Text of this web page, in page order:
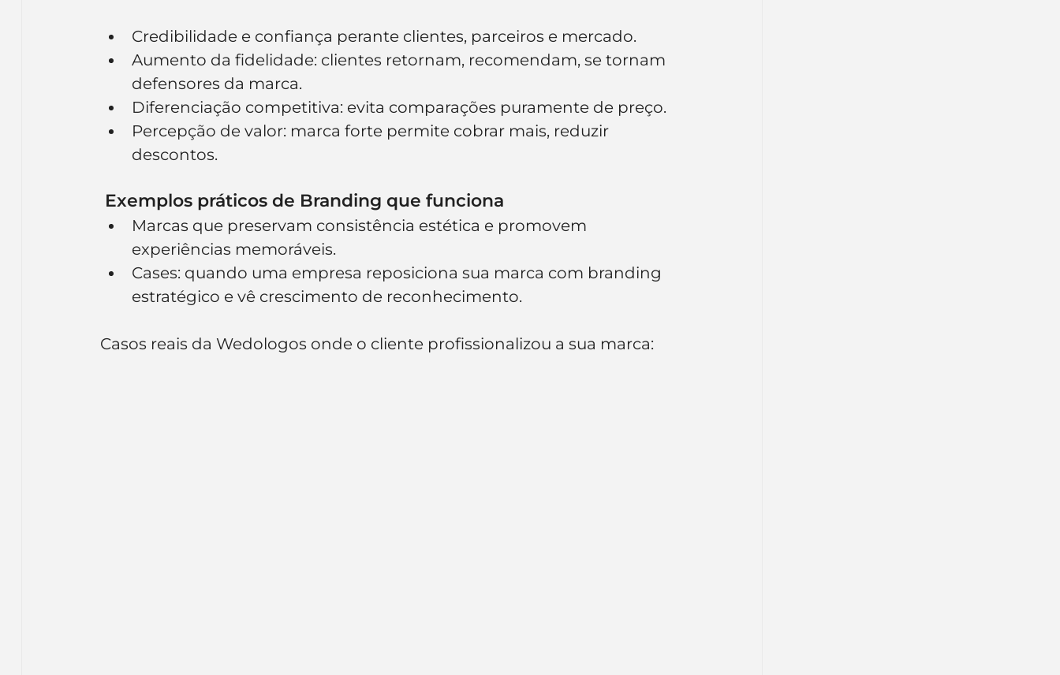
Credibilidade e confiança perante clientes, parceiros e mercado.
Aumento da fidelidade: clientes retornam, recomendam, se tornam
defensores da marca.
Diferenciação competitiva: evita comparações puramente de preço.
Percepção de valor: marca forte permite cobrar mais, reduzir
descontos.
Exemplos práticos de Branding que funciona
Marcas que preservam consistência estética e promovem
experiências memoráveis.
Cases: quando uma empresa reposiciona sua marca com branding
estratégico e vê crescimento de reconhecimento.
Casos reais da Wedologos onde o cliente profissionalizou a sua marca: